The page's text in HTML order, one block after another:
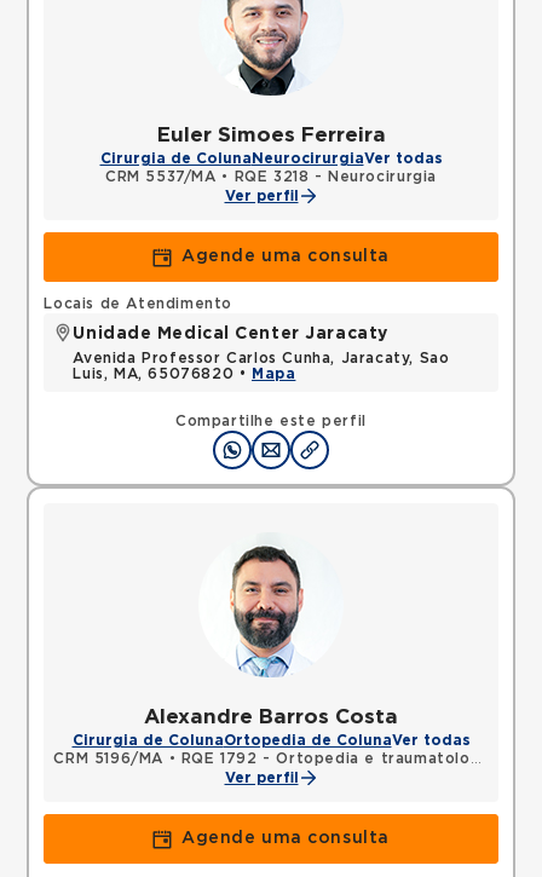
Euler Simoes Ferreira
Cirurgia de Coluna NeurocirurgiaVer todas
CRM 5537/MA •
RQE 3218 - Neurocirurgia
Ver perfil
Agende uma consulta
Compartilhe este perfil
Locais de Atendimento
Unidade Medical Center Jaracaty
Avenida Professor Carlos Cunha, Jaracaty, Sao
Luis, MA, 65076820 •
Mapa
Alexandre Barros Costa
Cirurgia de ColunaOrtopedia de ColunaVer todas
CRM 5196/MA •
RQE 1792 - Ortopedia e traumatologia
Ver perfil
Agende uma consulta